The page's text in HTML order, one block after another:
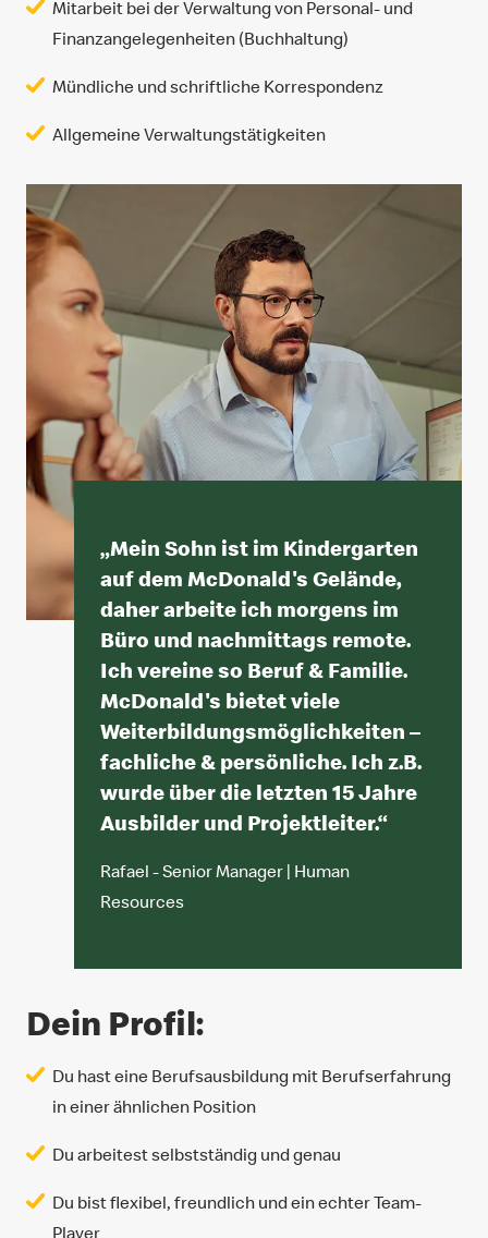
Mitarbeit bei der Verwaltung von Personal- und
Finanzangelegenheiten (Buchhaltung)
Mündliche und schriftliche Korrespondenz
Allgemeine Verwaltungstätigkeiten
„Mein Sohn ist im Kindergarten
auf dem McDonald's Gelände,
daher arbeite ich morgens im
Büro und nachmittags remote.
Ich vereine so Beruf & Familie.
McDonald's bietet viele
Weiterbildungsmöglichkeiten –
fachliche & persönliche. Ich z.B.
wurde über die letzten 15 Jahre
Ausbilder und Projektleiter.“
Rafael - Senior Manager | Human
Resources
Dein Profil:
Du hast eine Berufsausbildung mit Berufserfahrung
in einer ähnlichen Position
Du arbeitest selbstständig und genau
Du bist flexibel, freundlich und ein echter Team-
Player